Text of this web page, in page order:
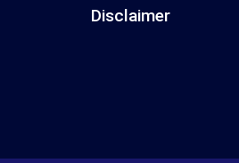
Disclaimer